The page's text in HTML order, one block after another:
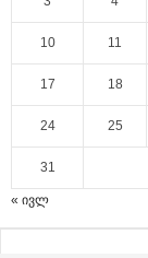
10 11
17 18
24 25
31
« ივლ